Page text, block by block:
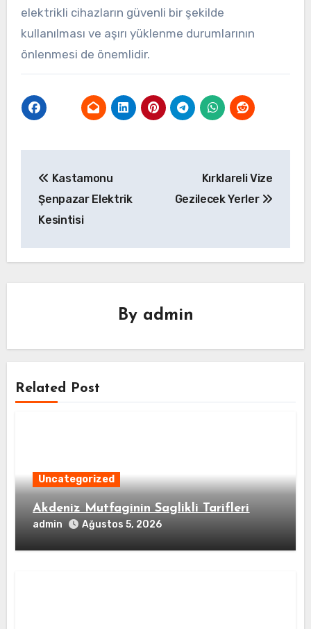
elektrikli cihazların güvenli bir şekilde
kullanılması ve aşırı yüklenme durumlarının
önlenmesi de önemlidir.
gezinmesi
Kastamonu
Şenpazar Elektrik
Kesintisi
Kırklareli Vize
Gezilecek Yerler
By admin
Related Post
Uncategorized
Akdeniz Mutfaginin Saglikli Tarifleri
admin Ağustos 5, 2026